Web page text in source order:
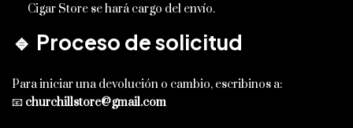
Cigar Store se hará cargo del envío.
🔹 Proceso de solicitud
Para iniciar una devolución o cambio, escribinos a:
📧 churchillstore@gmail.com